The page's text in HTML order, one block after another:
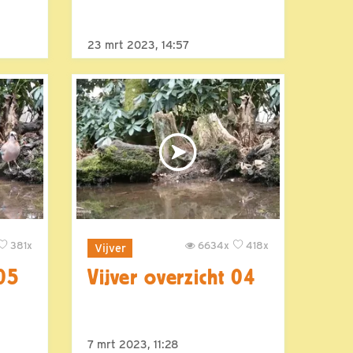
23 mrt 2023, 14:57
381x Vijver 418x
6634x
Vijver overzicht 04
7 mrt 2023, 11:28